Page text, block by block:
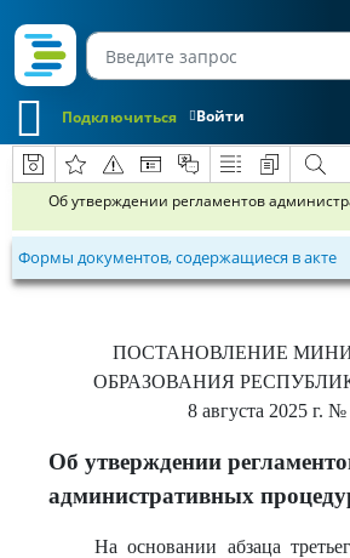
Войти
Подключиться
Об утверждении регламентов
Формы документов, содержащиеся в акте
ПОСТАНОВЛЕНИЕ
ОБРАЗОВАНИЯ
8 августа 2025 г. №
Об утверждении
административных
На основании абзаца